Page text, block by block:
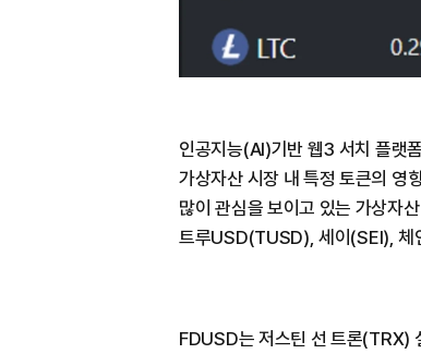
인공지능(AI)기반 웹3 서치 플
가상자산 시장 내 특정 토큰의 영
많이 관심을 보이고 있는 가상자
트루USD(TUSD), 세이(SEI), 체
FDUSD는 저스틴 선 트론(TRX)